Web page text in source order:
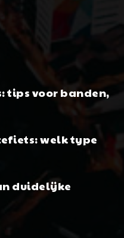
tips voor banden,
welk type
duidelijke